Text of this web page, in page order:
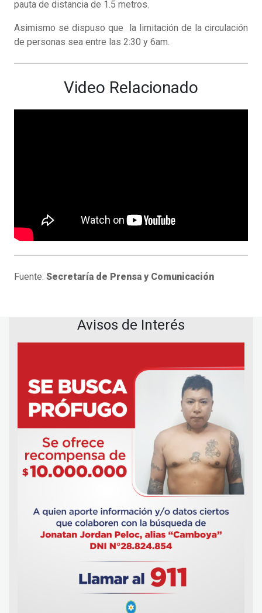
pauta de distancia de 1.5 metros.
Asimismo se dispuso que la limitación de la circulación
de personas sea entre las 2:30 y 6am.
Video Relacionado
Fuente: Secretaría de Prensa y Comunicación
Avisos de Interés